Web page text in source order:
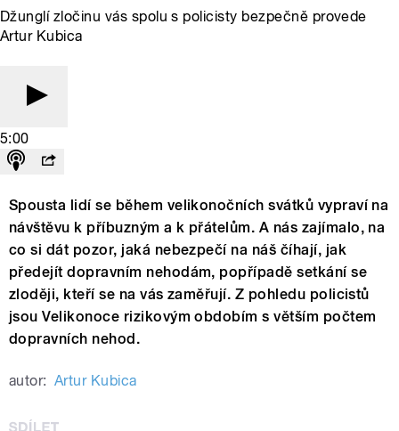
Džunglí zločinu vás spolu s policisty bezpečně provede
Artur Kubica
5:00
Spousta lidí se během velikonočních svátků vypraví na
návštěvu k příbuzným a k přátelům. A nás zajímalo, na
co si dát pozor, jaká nebezpečí na náš číhají, jak
předejít dopravním nehodám, popřípadě setkání se
zloději, kteří se na vás zaměřují. Z pohledu policistů
jsou Velikonoce rizikovým obdobím s větším počtem
dopravních nehod.
autor: Artur Kubica